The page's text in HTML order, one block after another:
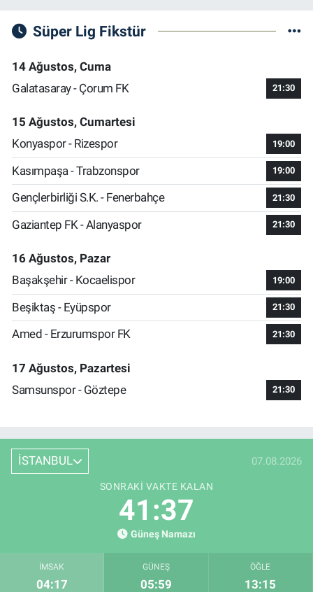
Süper Lig Fikstür
14 Ağustos, Cuma
Galatasaray - Çorum FK
21:30
15 Ağustos, Cumartesi
Konyaspor - Rizespor
19:00
Kasımpaşa - Trabzonspor 19:00
Gençlerbirliği S.K. - Fenerbahçe 21:30
Gaziantep FK - Alanyaspor 21:30
16 Ağustos, Pazar
Başakşehir - Kocaelispor
19:00
Beşiktaş - Eyüpspor 21:30
Amed - Erzurumspor FK 21:30
17 Ağustos, Pazartesi
Samsunspor - Göztepe
21:30
İSTANBUL 07.08.2026
SONRAKI VAKTE KALAN
41:37
Güneş Namazı
İMSAK
04:17
GÜNEŞ
05:59
ÖĞLE
13:15